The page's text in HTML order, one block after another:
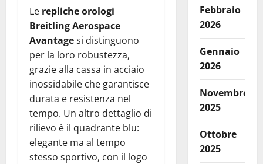
Le repliche orologi
Breitling Aerospace
Avantagesi distinguono
per la loro robustezza,
grazie alla cassa in acciaio
inossidabile che garantisce
durata e resistenza nel
tempo. Un altro dettaglio di
rilievo è il quadrante blu:
elegante ma al tempo
stesso sportivo, con il logo
Febbraio
2026
Gennaio
2026
Novembre
2025
Ottobre
2025